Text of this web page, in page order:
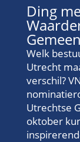
Ding
Welk
Utrecht
verschil?
Utrechtse
oktober